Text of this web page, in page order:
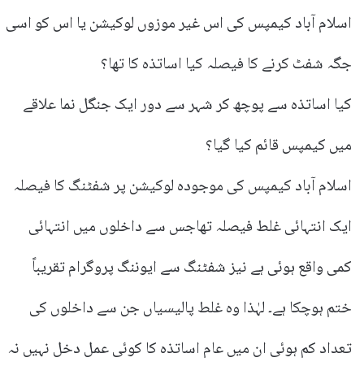
اسلام آباد کیمپس کی اس غیر موزوں لوکیشن یا اس کو اسی
جگہ شفٹ کرنے کا فیصلہ کیا اساتذہ کا تھا؟
کیا اساتذہ سے پوچھ کر شہر سے دور ایک جنگل نما علاقے
میں کیمپس قائم کیا گیا؟
اسلام آباد کیمپس کی موجودہ لوکیشن پر شفٹنگ کا فیصلہ
ایک انتہائی غلط فیصلہ تھاجس سے داخلوں میں انتہائی
کمی واقع ہوئی ہے نیز شفٹنگ سے ایوننگ پروگرام تقریباً
ختم ہوچکا ہے۔ لہٰذا وہ غلط پالیسیاں جن سے داخلوں کی
تعداد کم ہوئی ان میں عام اساتذہ کا کوئی عمل دخل نہیں نہ